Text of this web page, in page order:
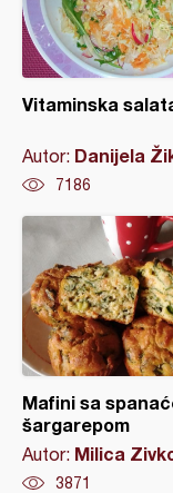
Vitaminska
Autor: Danijela
7186
Mafini sa
šargarepom
Autor: Milica
3871